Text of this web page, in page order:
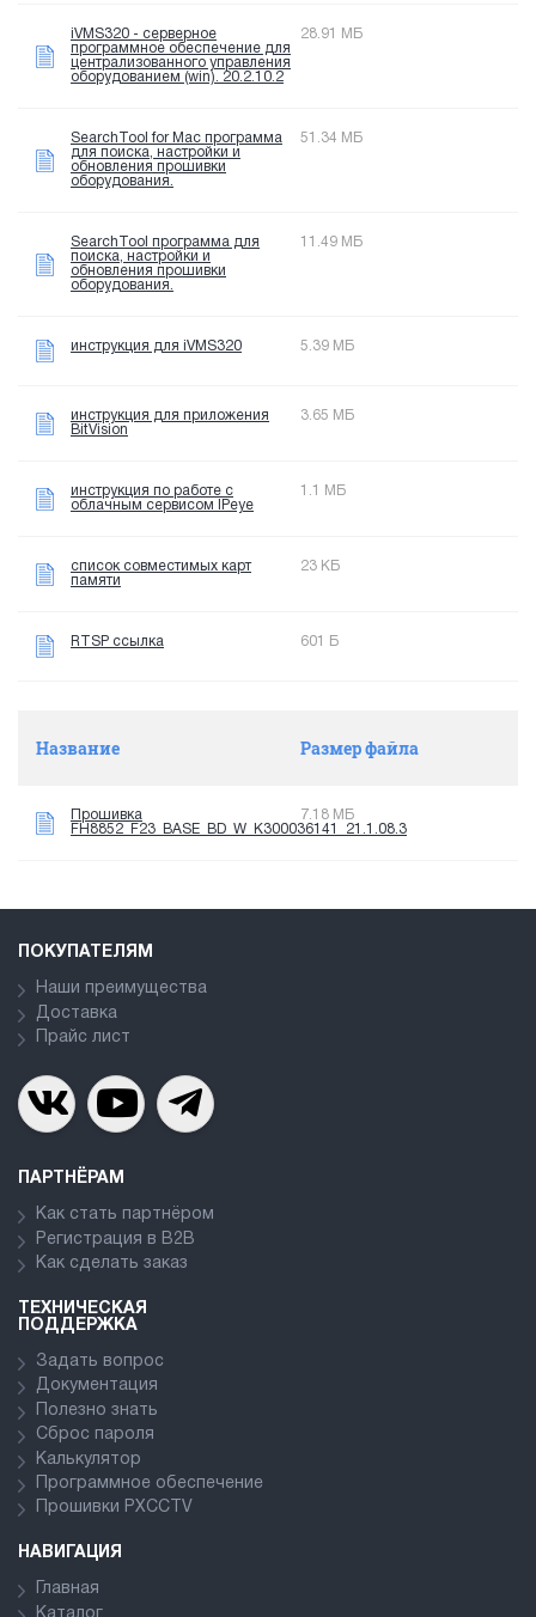
iVMS320 - серверное
программное обеспечение для
централизованного управления
оборудованием (win). 20.2.10.2
28.91 МБ
SearchTool for Mac программа
для поиска, настройки и
обновления прошивки
оборудования.
51.34 МБ
SearchTool программа для
поиска, настройки и
обновления прошивки
оборудования.
11.49 МБ
инструкция для iVMS320 5.39 МБ
инструкция для приложения
BitVision
3.65 МБ
инструкция по работе с
облачным сервисом IPeye
1.1 МБ
список совместимых карт
памяти
23 КБ
RTSP ссылка 601 Б
Название Размер файла
Прошивка
FH8852_F23_BASE_BD_W_K300036141_21.1.08.3
7.18 МБ
ПОКУПАТЕЛЯМ
Наши преимущества
Доставка
Прайс лист
ПАРТНЁРАМ
Как стать партнёром
Регистрация в В2В
Как сделать заказ
ТЕХНИЧЕСКАЯ
ПОДДЕРЖКА
Задать вопрос
Документация
Полезно знать
Сброс пароля
Калькулятор
Программное обеспечение
Прошивки PXCCTV
НАВИГАЦИЯ
Главная
Каталог